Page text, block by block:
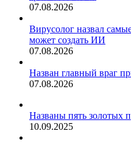
07.08.2026
Вирусолог назвал
может создать ИИ
07.08.2026
Назван главный враг
07.08.2026
Названы пять золотых
10.09.2025